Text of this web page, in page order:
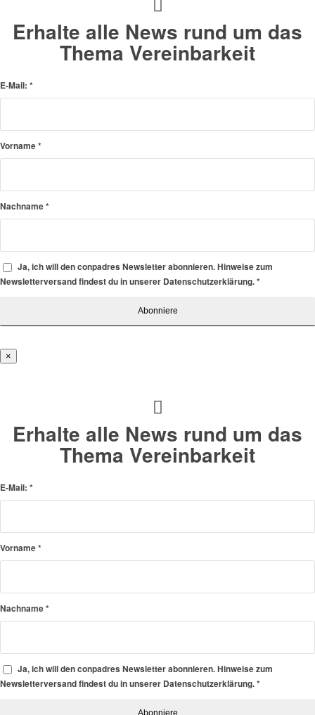
Erhalte alle News rund um das
Thema Vereinbarkeit
E-Mail: *
Vorname*
Nachname*
Ja, ich will den conpadres Newsletter abonnieren. Hinweise zum
Newsletterversand findest du in unserer Datenschutzerklärung.*
×
Erhalte alle News rund um das
Thema Vereinbarkeit
E-Mail: *
Vorname*
Nachname*
Ja, ich will den conpadres Newsletter abonnieren. Hinweise zum
Newsletterversand findest du in unserer Datenschutzerklärung.*